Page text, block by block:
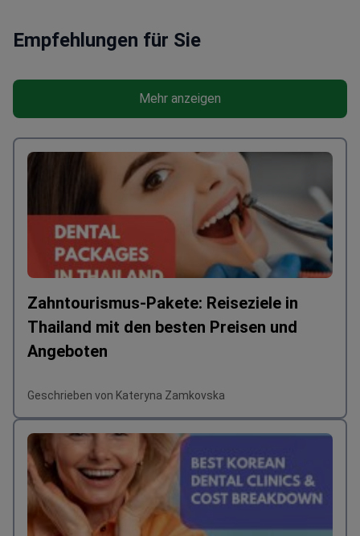
Empfehlungen für Sie
Mehr anzeigen
Zahntourismus-Pakete: Reiseziele in
Thailand mit den besten Preisen und
Angeboten
Geschrieben von Kateryna Zamkovska